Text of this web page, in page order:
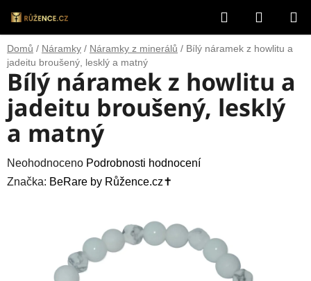
na
obsah
Hledat
KOŠÍK
Domů / Náramky / Náramky z minerálů / Bílý náramek z howlitu a
jadeitu broušený, lesklý a matný
Bílý náramek z howlitu a
jadeitu broušený, lesklý
a matný
Průměrné
hodnocení
Neohodnoceno Podrobnosti hodnocení
Značka: BeRare by Růžence.cz✝️